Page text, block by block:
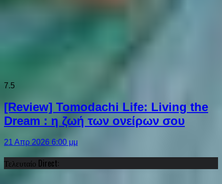
7.5
[Review] Tomodachi Life: Living the
Dream : η ζωή των ονείρων σου
21 Απρ 2026 6:00 μμ
Τελευταίο Direct: